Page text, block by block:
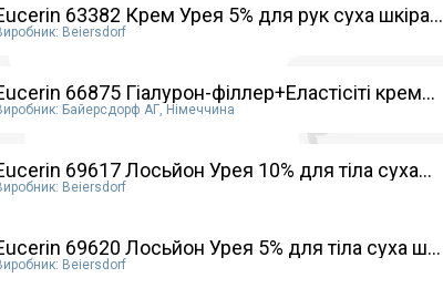
63382 Крем Урея 5% для рук суха шкіра...
Beiersdorf
66875 Гіалурон-філлер+Еластісіті крем...
Байерсдорф АГ, Німеччина
69617 Лосьйон Урея 10% для тіла суха...
Beiersdorf
69620 Лосьйон Урея 5% для тіла суха ш...
Beiersdorf